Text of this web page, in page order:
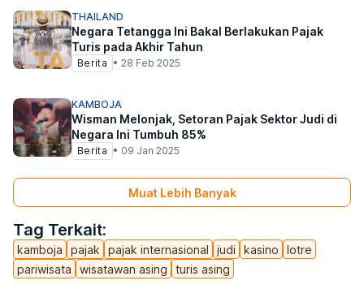
Tag Terkait:
kamboja pajak pajak internasional judi kasino
lotre
pariwisata
wisatawan asing turis asing
THAILAND
Negara Tetangga Ini Bakal Berlakukan Pajak
Turis pada Akhir Tahun
Berita • 28 Feb 2025
KAMBOJA
Wisman Melonjak, Setoran Pajak Sektor Judi di
Negara Ini Tumbuh 85%
Berita • 09 Jan 2025
Muat Lebih Banyak